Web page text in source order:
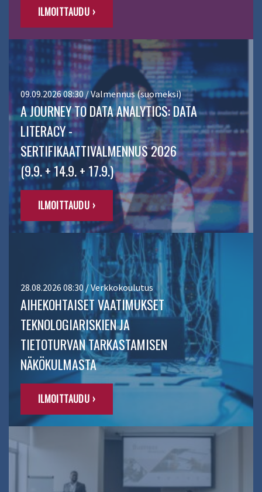
ILMOITTAUDU ›
09.09.2026 08:30 / Valmennus (suomeksi)
A JOURNEY TO DATA ANALYTICS: DATA
LITERACY -
SERTIFIKAATTIVALMENNUS 2026
(9.9. + 14.9. + 17.9.)
ILMOITTAUDU ›
28.08.2026 08:30 / Verkkokoulutus
AIHEKOHTAISET VAATIMUKSET
TEKNOLOGIARISKIEN JA
TIETOTURVAN TARKASTAMISEN
NÄKÖKULMASTA
ILMOITTAUDU ›